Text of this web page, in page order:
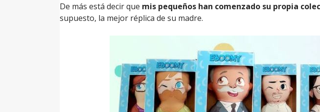
De más está decir que mis pequeños han comenzado su propia
supuesto, la mejor réplica de su madre.